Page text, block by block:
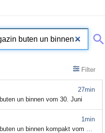
Filter
27min
buten un binnen vom 30. Juni
1min
buten un binnen kompakt vom 30. Juni